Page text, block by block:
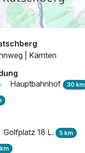
| Kärnten
Hauptbahnhof 30 km
Golfplatz 18 L. 5 km